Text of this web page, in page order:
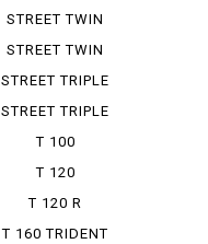
RS
STREET TWIN
STREET TWIN
900
STREET TRIPLE
STREET TRIPLE
R
T 100
BONNEVILLE
T 120
BONNEVILLE
T 120 R
BONNEVILLE
T 160 TRIDENT